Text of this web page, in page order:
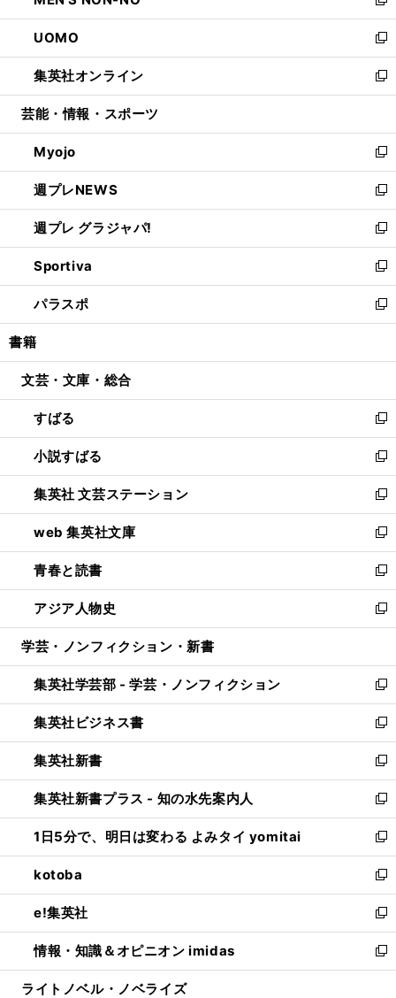
開
く
ウ
で
開
く
ン
ド
ウ
で
開
ウ
ィ
ン
ド
ウ
開
く
新
し
い
ウ
ィ
ン
ウ
で
開
く
UOMO
新
し
い
ウ
ン
ド
ウ
で
開
く
集英社オンライン
新
し
ウ
ィ
ン
ド
ウ
で
開
く
芸能・情報・スポーツ
Myojo
新
し
い
ウ
ィ
ン
ド
ウ
で
開
週プレNEWS
新
し
い
ウ
ィ
ン
ド
ウ
開
週プレ グラジャパ!
新
し
い
ウ
ィ
ン
ウ
開
く
Sportiva
新
し
い
ウ
ン
ウ
で
開
く
パラスポ
新
し
ウ
ン
ド
ウ
で
開
く
書籍
文芸・文庫・総合
すばる
新
し
い
ウ
ィ
ン
ド
ウ
で
開
く
小説すばる
新
し
い
ウ
ィ
ン
ド
ウ
で
開
集英社 文芸ステーション
新
し
い
ウ
ィ
ン
ド
ウ
開
く
web 集英社文庫
新
し
い
ウ
ィ
ン
ウ
で
開
く
青春と読書
新
し
い
ウ
ン
ド
ウ
で
開
く
アジア人物史
新
し
ウ
ィ
ン
ド
ウ
で
開
く
学芸・ノンフィクション・新書
集英社学芸部 - 学芸・ノンフィクション
新
し
い
ウ
ィ
ン
ド
ウ
で
開
く
集英社ビジネス書
新
し
い
ウ
ィ
ン
ド
ウ
で
開
く
集英社新書
新
し
い
ウ
ィ
ン
ド
ウ
で
開
く
集英社新書プラス - 知の水先案内人
新
し
い
ウ
ィ
ン
ド
ウ
で
開
1日5分で、明日は変わる よみタイ yomitai
新
し
い
ウ
ィ
ン
ド
ウ
kotoba
新
し
い
ウ
ィ
ン
e!集英社
新
し
い
ウ
情報・知識＆オピニオン imidas
新
し
ライトノベル・ノベライズ